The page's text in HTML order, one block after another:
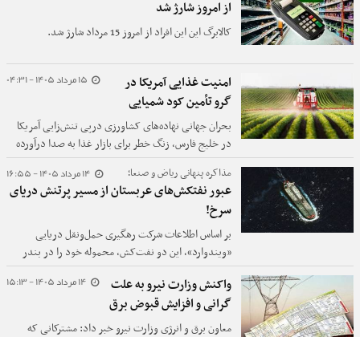
از امروز شارژ شد
کالابرگ این این افراد از امروز 15 مرداد شارژ شد.
15 مرداد 1405 - 04:31
امنیت غذایی آمریکا در
گرو تأمین کود شمیایی
بحران جهانی نهاده‌های کشاورزی درپی تنش‌زایی آمریکا
در خلیج فارس، زنگ خطر برای بازار غذا به صدا درآورده
است.
14 مرداد 1405 - 16:55 مذاکره پنهانی ریاض و صنعا؛
عبور نفتکش‌های عربستان از مسیر پرتنش دریای
سرخ!
بر اساس اطلاعات شرکت رهگیری حمل‌ونقل دریایی
«ویندوارد»، این دو نفت‌کش، محموله خود را در بندر
«ینبع» عربستان بارگیری کرده و با روشن نگه داشتن
سیستم های رهگیری، مسیر بازگشت به پاکستان را
پیمودند.
14 مرداد 1405 - 15:13
واکنش وزارت نیرو به علت
گرانی و افزایش قبوض برق
معاون برق و انرژی وزارت نیرو خبر داد: مشترکانی که